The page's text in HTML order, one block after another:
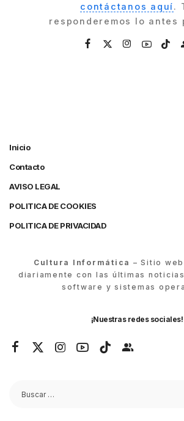
contáctanos aquí.
responderemos lo antes
Inicio
Contacto
AVISO LEGAL
POLITICA DE COOKIES
POLITICA DE PRIVACIDAD
Cultura Informática – Sitio
diariamente con las últimas
software y sistemas
¡Nuestras redes sociales!